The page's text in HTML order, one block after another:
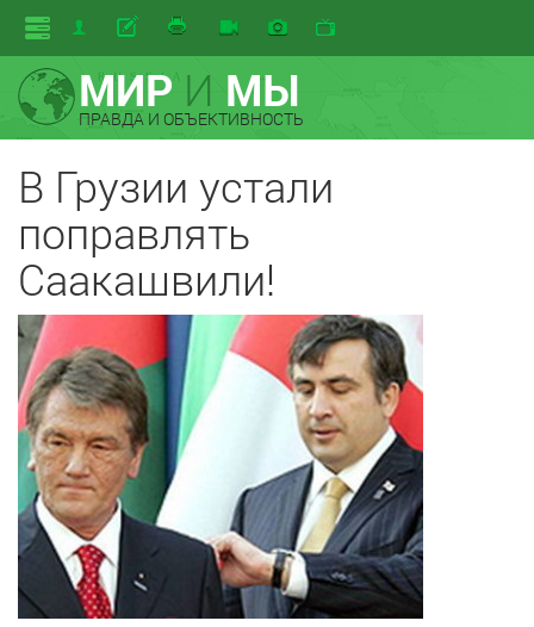
МИРИ МЫ
ПРАВДА И ОБЪЕКТИВНОСТЬ
В Грузии устали
поправлять
Саакашвили!